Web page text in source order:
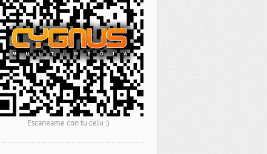
Escaneame con tu celu ;)